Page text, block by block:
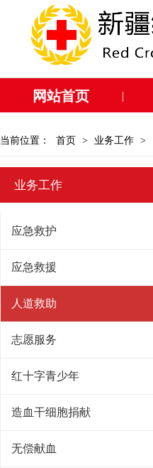
网站首页 |
当前位置： 首页 > 业务工作 >
业务工作
应急救护
应急救援
人道救助
志愿服务
红十字青少年
造血干细胞捐献
无偿献血